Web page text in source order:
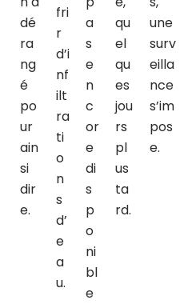
dé
ra
ng
é
po
ur
ain
si
dir
e.
fri
r
d’i
nf
ilt
ra
ti
o
n
s
d’
e
a
u.
a
s
e
n
c
or
e
di
s
p
o
ni
bl
e
qu
el
qu
es
jou
rs
pl
us
ta
rd.
une
surv
eilla
nce
s’im
pos
e.